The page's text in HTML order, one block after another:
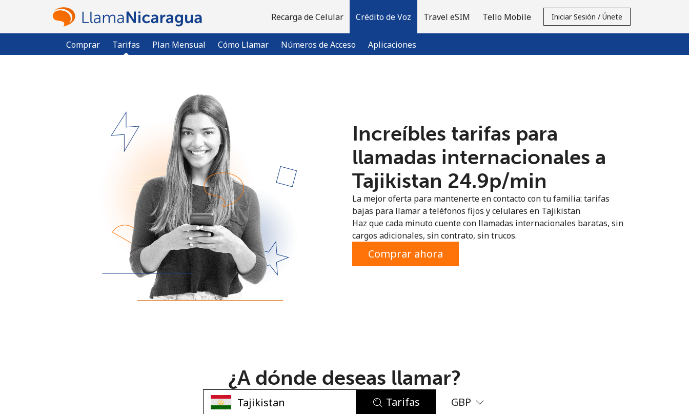
Recarga de Celular Crédito de Voz
Comprar Tarifas Plan Mensual Cómo Llamar Números de Acceso Aplicaciones
Travel eSIM Tello Mobile Iniciar Sesión / Únete
¿Ya tienes una cuenta? Inicia sesión →
Regístrate con
Increíbles tarifas para
llamadas internacionales a
Tajikistan ⁦24.9p⁩/min
La mejor oferta para mantenerte en contacto con tu familia: tarifas
bajas para llamar a teléfonos fijos y celulares en Tajikistan
Haz que cada minuto cuente con llamadas internacionales baratas, sin
cargos adicionales, sin contrato, sin trucos.
Comprar ahora
¿A dónde deseas llamar?
Tarifas GBP